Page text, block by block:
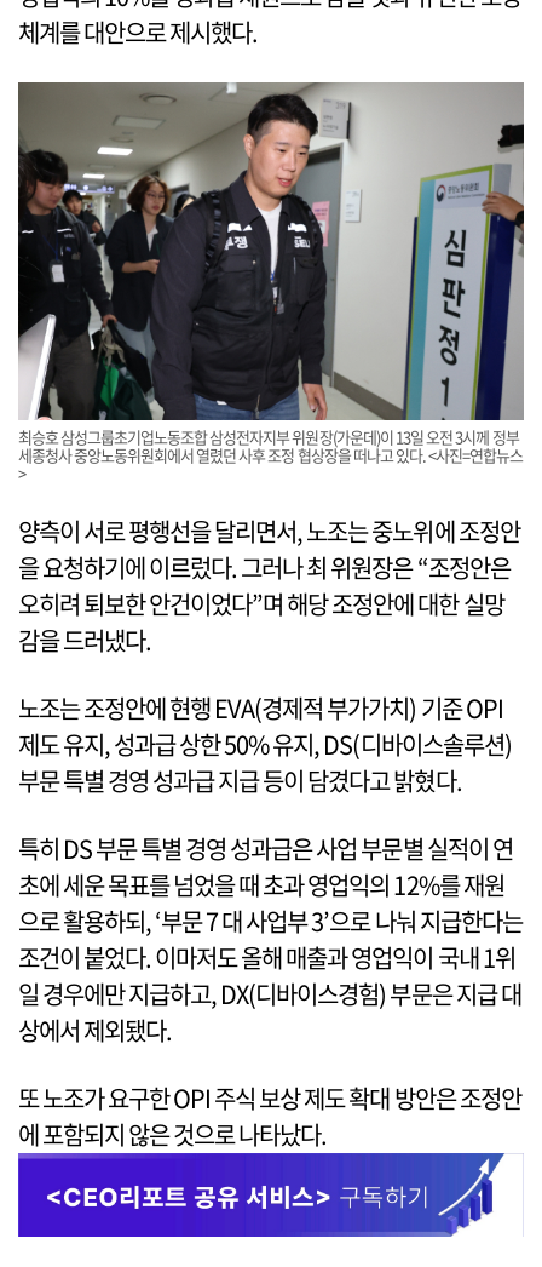
체계를 대안으로 제시했다.
최승호 삼성그룹초기업노동조합 삼성전자지부 위원장(가운데)이 13일 오전 3시께 정부
세종청사 중앙노동위원회에서 열렸던 사후 조정 협상장을 떠나고 있다. <사진=연합뉴스
>
양측이 서로 평행선을 달리면서, 노조는 중노위에 조정안
을 요청하기에 이르렀다. 그러나 최 위원장은 “조정안은
오히려 퇴보한 안건이었다”며 해당 조정안에 대한 실망
감을 드러냈다.
노조는 조정안에 현행 EVA(경제적 부가가치) 기준 OPI
제도 유지, 성과급 상한 50% 유지, DS(디바이스솔루션)
부문 특별 경영 성과급 지급 등이 담겼다고 밝혔다.
특히 DS 부문 특별 경영 성과급은 사업 부문별 실적이 연
초에 세운 목표를 넘었을 때 초과 영업익의 12%를 재원
으로 활용하되, ‘부문 7 대 사업부 3’으로 나눠 지급한다는
조건이 붙었다. 이마저도 올해 매출과 영업익이 국내 1위
일 경우에만 지급하고, DX(디바이스경험) 부문은 지급 대
상에서 제외됐다.
또 노조가 요구한 OPI 주식 보상 제도 확대 방안은 조정안
에 포함되지 않은 것으로 나타났다.